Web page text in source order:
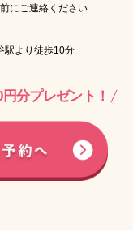
にご連絡ください
駅より徒歩10分
分プレゼント！